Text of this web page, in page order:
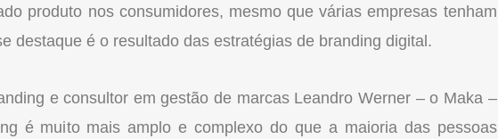
produto nos consumidores, mesmo que várias empresas tenham
destaque é o resultado das estratégias de branding digital.
e consultor em gestão de marcas Leandro Werner – o Maka –
é muito mais amplo e complexo do que a maioria das pessoas